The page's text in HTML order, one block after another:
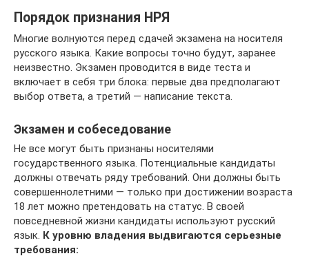
Порядок признания НРЯ
Многие волнуются перед сдачей экзамена на носителя
русского языка. Какие вопросы точно будут, заранее
неизвестно. Экзамен проводится в виде теста и
включает в себя три блока: первые два предполагают
выбор ответа, а третий — написание текста.
Экзамен и собеседование
Не все могут быть признаны носителями
государственного языка. Потенциальные кандидаты
должны отвечать ряду требований. Они должны быть
совершеннолетними — только при достижении возраста
18 лет можно претендовать на статус. В своей
повседневной жизни кандидаты используют русский
язык. К уровню владения выдвигаются серьезные
требования: